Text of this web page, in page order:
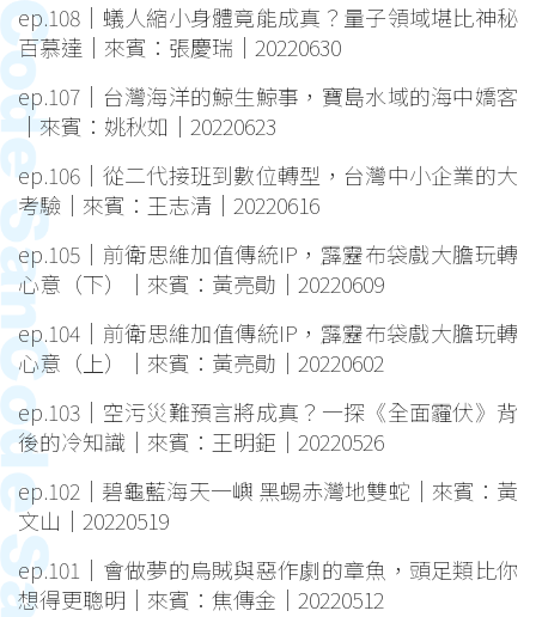
ep.108｜蟻人縮小身體竟能成真？量子領域堪比神秘
百慕達｜來賓：張慶瑞｜20220630
ep.107｜台灣海洋的鯨生鯨事，寶島水域的海中嬌客
｜來賓：姚秋如｜20220623
ep.106｜從二代接班到數位轉型，台灣中小企業的大
考驗｜來賓：王志清｜20220616
ep.105｜前衛思維加值傳統IP，霹靂布袋戲大膽玩轉
心意（下）｜來賓：黃亮勛｜20220609
ep.104｜前衛思維加值傳統IP，霹靂布袋戲大膽玩轉
心意（上）｜來賓：黃亮勛｜20220602
ep.103｜空污災難預言將成真？一探《全面霾伏》背
後的冷知識｜來賓：王明鉅｜20220526
ep.102｜碧龜藍海天一嶼 黑蜴赤灣地雙蛇｜來賓：黃
文山｜20220519
ep.101｜會做夢的烏賊與惡作劇的章魚，頭足類比你
想得更聰明｜來賓：焦傳金｜20220512